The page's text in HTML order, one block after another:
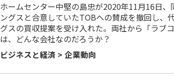
ホームセンター中堅の島忠が2020年11月16日、
ングスと合意していたTOBへの賛成を撤回し、
グスの買収提案を受け入れた。両社から「ラブ
は、どんな会社なのだろうか？
ビジネスと経済> 企業動向